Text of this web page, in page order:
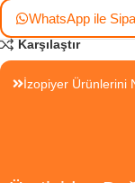
WhatsApp ile
Karşılaştır
İzopiyer Ürünlerini